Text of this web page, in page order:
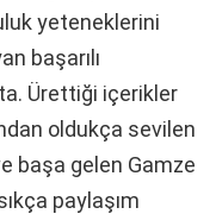
yeteneklerini
başarılı
Ürettiği içerikler
oldukça sevilen
başa gelen Gamze
paylaşım